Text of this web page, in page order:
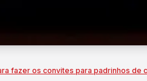
fazer os convites para padrinhos de